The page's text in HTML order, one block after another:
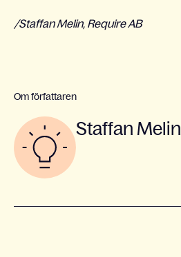
/Staffan Melin, Require AB
Om författaren
Staffan Melin